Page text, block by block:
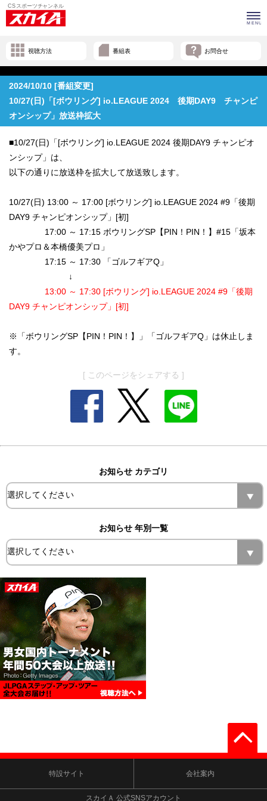
視聴方法 番組表 お問合せ
2024/10/10 [番組変更]
10/27(日)「[ボウリング] io.LEAGUE 2024 後期DAY9 チャンピ
オンシップ」放送枠拡大
■10/27(日)「[ボウリング] io.LEAGUE 2024 後期DAY9 チャンピオ
ンシップ」は、
以下の通りに放送枠を拡大して放送致します。
10/27(日) 13:00 ～ 17:00 [ボウリング] io.LEAGUE 2024 #9「後期
DAY9 チャンピオンシップ」[初]
17:00 ～ 17:15 ボウリングSP【PIN！PIN！】#15「坂本
かやプロ＆本橋優美プロ」
17:15 ～ 17:30 「ゴルフギアQ」
↓
13:00 ～ 17:30 [ボウリング] io.LEAGUE 2024 #9「後期
DAY9 チャンピオンシップ」[初]
※「ボウリングSP【PIN！PIN！】」「ゴルフギアQ」は休止しま
す。
[ このページをシェアする ]
お知らせ カテゴリ
お知らせ 年別一覧
特設サイト 会社案内
スカイＡ 公式SNSアカウント